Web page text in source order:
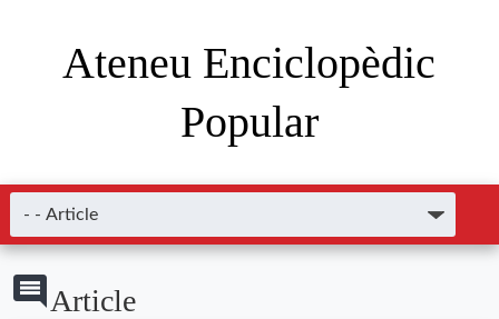
Ateneu Enciclopèdic
Popular
Article